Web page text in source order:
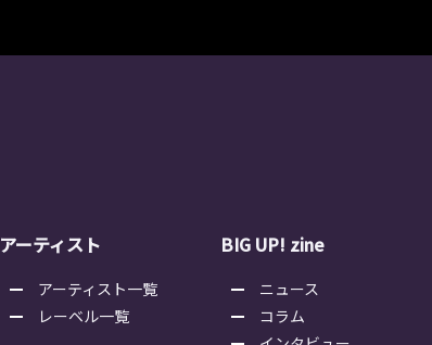
アーティスト
アーティスト一覧
レーベル一覧
BIG UP! zine
ニュース
コラム